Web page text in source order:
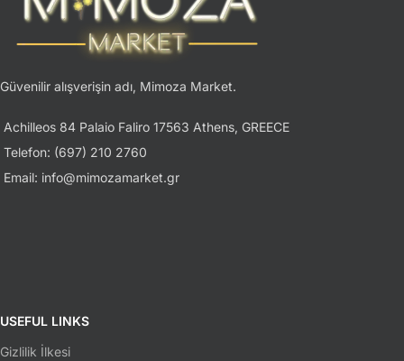
Güvenilir alışverişin adı, Mimoza Market.
Achilleos 84 Palaio Faliro 17563 Athens, GREECE
Telefon: (697) 210 2760
Email: info@mimozamarket.gr
USEFUL LINKS
Gizlilik İlkesi